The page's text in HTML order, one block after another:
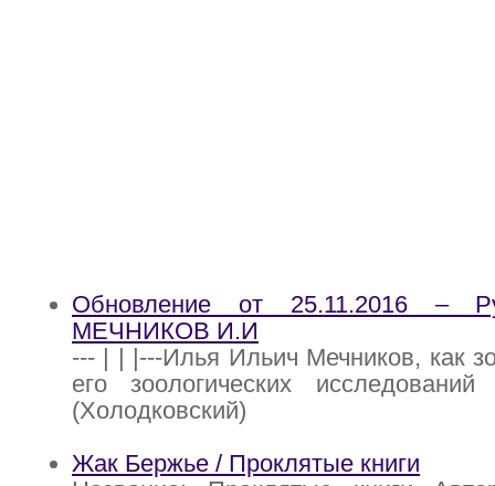
Обновление от 25.11.2016 –
МЕЧНИКОВ И.И
--- | | |---Илья Ильич Мечников, как
его зоологических
(Холодковский)
Жак Бержье / Проклятые книги